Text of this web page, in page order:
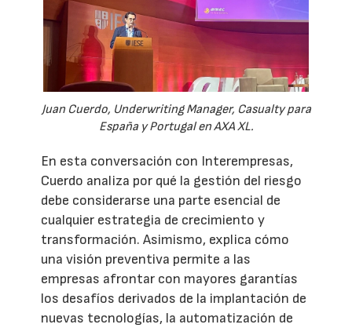
Juan Cuerdo, Underwriting Manager, Casualty para
España y Portugal en AXA XL.
En esta conversación con Interempresas,
Cuerdo analiza por qué la gestión del riesgo
debe considerarse una parte esencial de
cualquier estrategia de crecimiento y
transformación. Asimismo, explica cómo
una visión preventiva permite a las
empresas afrontar con mayores garantías
los desafíos derivados de la implantación de
nuevas tecnologías, la automatización de